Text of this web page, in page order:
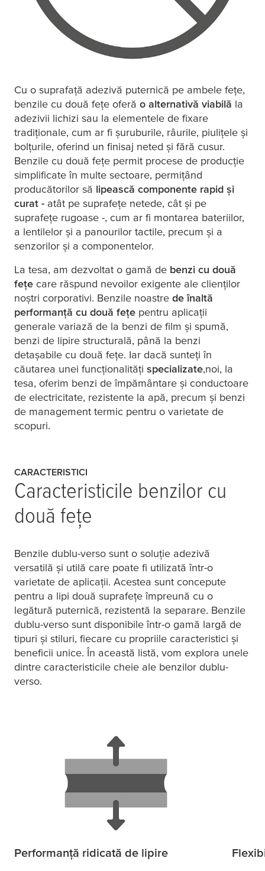
Cu o suprafață adezivă puternică pe ambele fețe,
benzile cu două fețe oferă o alternativă viabilă la
adezivii lichizi sau la elementele de fixare
tradiționale, cum ar fi șuruburile, râurile, piulițele și
bolțurile, oferind un finisaj neted și fără cusur.
Benzile cu două fețe permit procese de producție
simplificate în multe sectoare, permițând
producătorilor să lipească componente rapid și
curat - atât pe suprafețe netede, cât și pe
suprafețe rugoase -, cum ar fi montarea bateriilor,
a lentilelor și a panourilor tactile, precum și a
senzorilor și a componentelor.
La tesa, am dezvoltat o gamă de benzi cu două
fețe care răspund nevoilor exigente ale clienților
noștri corporativi. Benzile noastre de înaltă
performanță cu două fețe pentru aplicații
generale variază de la benzi de film și spumă,
benzi de lipire structurală, până la benzi
detașabile cu două fețe. Iar dacă sunteți în
căutarea unei funcționalități specializate,noi, la
tesa, oferim benzi de împământare și conductoare
de electricitate, rezistente la apă, precum și benzi
de management termic pentru o varietate de
scopuri.
CARACTERISTICI
Caracteristicile benzilor cu
două fețe
Benzile dublu-verso sunt o soluție adezivă
versatilă și utilă care poate fi utilizată într-o
varietate de aplicații. Acestea sunt concepute
pentru a lipi două suprafețe împreună cu o
legătură puternică, rezistentă la separare. Benzile
dublu-verso sunt disponibile într-o gamă largă de
tipuri și stiluri, fiecare cu propriile caracteristici și
beneficii unice. În această listă, vom explora unele
dintre caracteristicile cheie ale benzilor dublu-
verso.
Performanță ridicată de lipire
cm
°C